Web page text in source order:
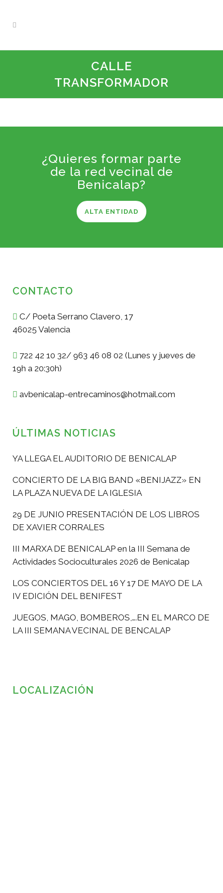
CALLE
TRANSFORMADOR
¿Quieres formar parte
de la red vecinal de
Benicalap?
ALTA ENTIDAD
CONTACTO
C/ Poeta Serrano Clavero, 17
46025 Valencia
722 42 10 32/ 963 46 08 02 (Lunes y jueves de
19h a 20:30h)
avbenicalap-entrecaminos@hotmail.com
ÚLTIMAS NOTICIAS
YA LLEGA EL AUDITORIO DE BENICALAP
CONCIERTO DE LA BIG BAND «BENIJAZZ» EN
LA PLAZA NUEVA DE LA IGLESIA
29 DE JUNIO PRESENTACIÓN DE LOS LIBROS
DE XAVIER CORRALES
III MARXA DE BENICALAP en la III Semana de
Actividades Socioculturales 2026 de Benicalap
LOS CONCIERTOS DEL 16 Y 17 DE MAYO DE LA
IV EDICIÓN DEL BENIFEST
JUEGOS, MAGO, BOMBEROS,….EN EL MARCO DE
LA III SEMANA VECINAL DE BENCALAP
LOCALIZACIÓN